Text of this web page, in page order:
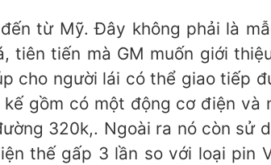
từ Mỹ. Đây không phải là
tiên tiến mà GM muốn giới
cho người lái có thể giao tiếp
gồm có một động cơ điện
320k,. Ngoài ra nó còn sử
thế gấp 3 lần so với loại